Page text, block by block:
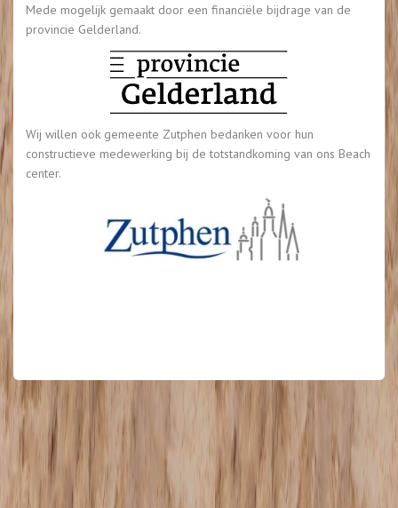
Mede mogelijk gemaakt door een financiële bijdrage van de
provincie Gelderland.
Wij willen ook gemeente Zutphen bedanken voor hun
constructieve medewerking bij de totstandkoming van ons Beach
center.